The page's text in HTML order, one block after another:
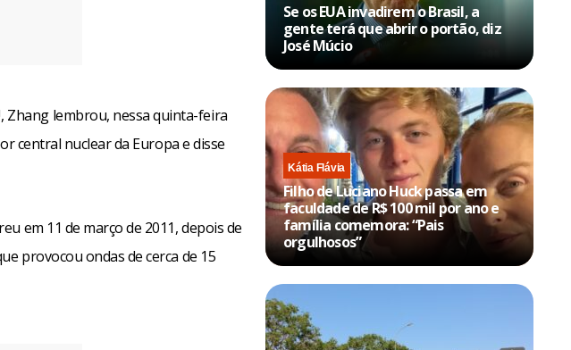
Zhang lembrou, nessa quinta-feira
central nuclear da Europa e disse
em 11 de março de 2011, depois de
provocou ondas de cerca de 15
Se os EUA invadirem o Brasil, a
gente terá que abrir o portão, diz
José Múcio
Kátia Flávia
Filho de Luciano Huck passa em
faculdade de R$ 100 mil por ano e
família comemora: “Pais
orgulhosos”